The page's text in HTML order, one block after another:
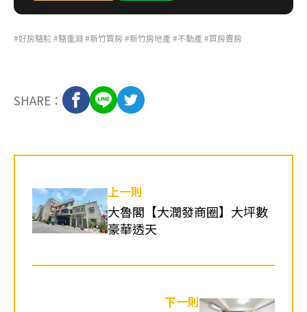
#好房駱駝 #駱重淵 #新竹買房 #新竹房地產 #不動產 #買房賣房
SHARE：
上一則
大魯閣【大潤發商圈】大坪數
豪華透天
下一則